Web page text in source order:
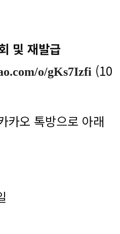
및 재발급
o/gKs7Izfi (10
오 톡방으로 아래